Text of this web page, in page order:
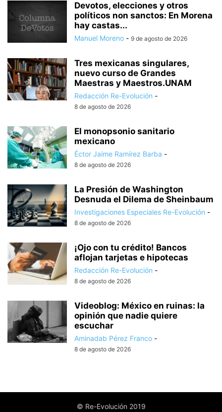
Devotos, elecciones y otros
políticos non sanctos: En Morena
hay castas...
Manuel Moreno - 9 de agosto de 2026
Tres mexicanas singulares,
nuevo curso de Grandes
Maestras y Maestros.UNAM
Redacción Re-Evolución -
8 de agosto de 2026
El monopsonio sanitario
mexicano
Éctor Jaime Ramírez Barba -
8 de agosto de 2026
La Presión de Washington
Desnuda el Dilema de Sheinbaum
Investigaciones Especiales Re-Evolución -
8 de agosto de 2026
¡Ojo con tu crédito! Bancos
aflojan tarjetas e hipotecas
Redacción Re-Evolución -
8 de agosto de 2026
Videoblog: México en ruinas: la
opinión que nadie quiere
escuchar
Aminadab Pérez Franco -
8 de agosto de 2026
© Re-Evolución 2019